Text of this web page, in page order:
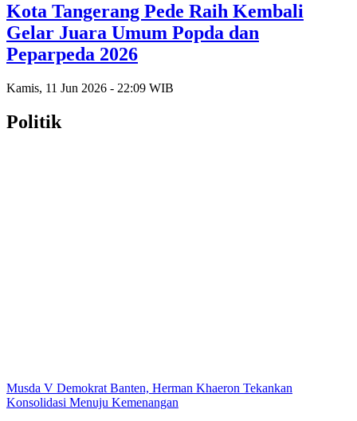
Kota Tangerang Pede Raih Kembali
Gelar Juara Umum Popda dan
Peparpeda 2026
Kamis, 11 Jun 2026 - 22:09 WIB
Politik
Musda V Demokrat Banten, Herman Khaeron Tekankan
Konsolidasi Menuju Kemenangan